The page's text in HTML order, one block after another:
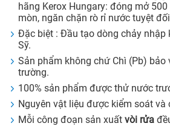
hãng Kerox Hungary: đóng mở
mòn, ngăn chặn rò rỉ nước tuyệt
Đặc biệt : Đầu tạo dòng chảy nhập
Sỹ.
Sản phẩm không chứ Chì (Pb) bảo
trường.
100% sản phẩm được thử nước
Nguyên vật liệu được kiểm soát và
Mỗi công đoạn sản xuất vòi rửa